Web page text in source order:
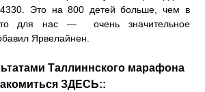
Это на 800 детей больше, чем в
для нас — очень значительное
Ярвелайнен.
Таллиннского марафона
ЗДЕСЬ::